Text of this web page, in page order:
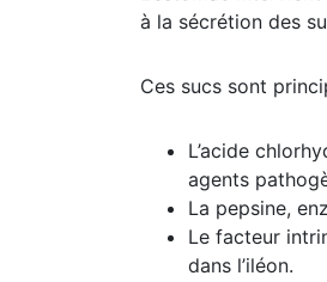
à la sécrétion des
Ces sucs sont
L’acide
agents
La pepsine,
Le facteur
dans l’iléon.